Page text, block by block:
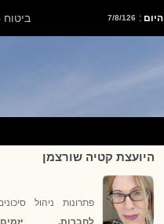
היום :
7/8/126 ביטוח
היועצת קטיה שורצמן
פתרונות ניהול
לחברות,